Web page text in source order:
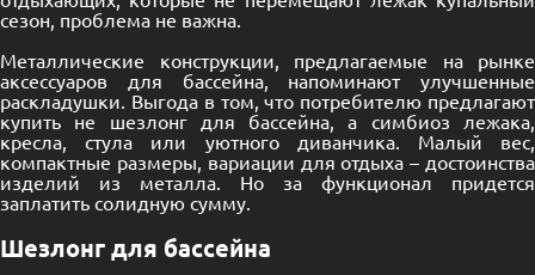
сезон, проблема не важна.
Металлические конструкции, предлагаемые на рынке
аксессуаров для бассейна, напоминают улучшенные
раскладушки. Выгода в том, что потребителю предлагают
купить не шезлонг для бассейна, а симбиоз лежака,
кресла, стула или уютного диванчика. Малый вес,
компактные размеры, вариации для отдыха – достоинства
изделий из металла. Но за функционал придется
заплатить солидную сумму.
Шезлонг для бассейна